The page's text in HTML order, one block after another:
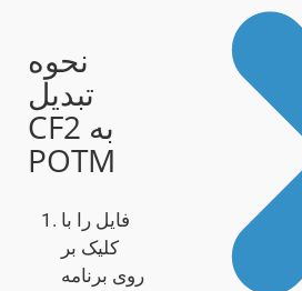
نحوه
تبدیل
CF2 به
POTM
فایل را با
کلیک بر
روی برنامه